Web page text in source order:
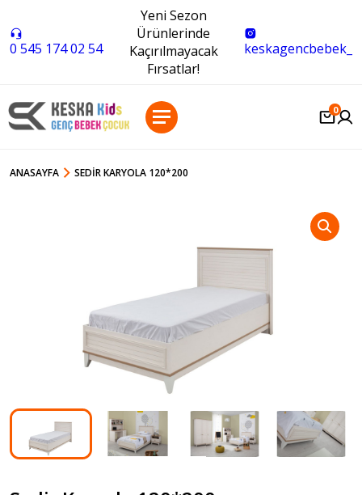
0 545 174 02 54
Yeni Sezon
Ürünlerinde
Kaçırılmayacak
Fırsatlar!
keskagencbebek_
0
ANASAYFA SEDIR KARYOLA 120*200